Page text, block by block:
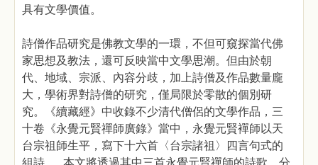
具有文學價值。
詩僧作品研究是佛教文學的一環，不但可窺探當代佛
家思想及教法，還可反映當中文學思潮。但由於朝
代、地域、宗派、內容分歧，加上詩僧及作品數量龐
大，學術界對詩僧的研究，僅局限於零散的個別研
究。《續藏經》中收錄不少清代僧侶的文學作品，三
十卷《永覺元賢禪師廣錄》當中，永覺元賢襌師以天
台宗祖師生平，寫下十六首〈台宗諸祖〉四言句式的
組詩。 本文將透過其中三首永覺元賢禪師的詩歌，分